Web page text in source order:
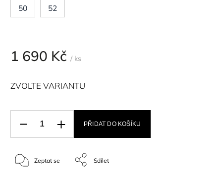
50 52
1 690 Kč / ks
ZVOLTE VARIANTU
PŘIDAT DO KOŠÍKU
Zeptat se Sdílet